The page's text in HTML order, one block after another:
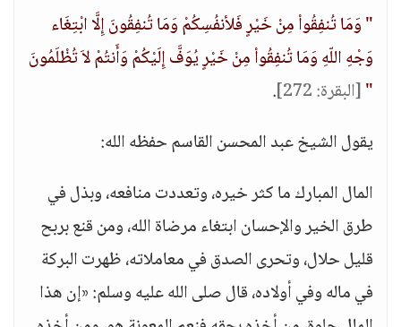
" وَمَا تُنفِقُواْ مِنْ خَيْرٍ فَلأنفُسِكُمْ وَمَا تُنفِقُونَ إِلَّا ابْتِغَاء
وَجْهِ اللّهِ وَمَا تُنفِقُواْ مِنْ خَيْرٍ يُوَفَّ إِلَيْكُمْ وَأَنتُمْ لاَ تُظْلَمُونَ
"[البقرة: 272]
.
يقول الشيخ عبد المحسن القاسم حفظه الله:
المال المبارك ما كثر خيره، وتعددت منافعه، وبذل في
طرق الخير والإحسان ابتغاء مرضاة الله، ومن قنع بربح
قليل حلال، وتحرى الصدق في معاملاته، ظهرت البركة
في ماله وفي أولاده، قال صلى الله عليه وسلم: «إن هذا